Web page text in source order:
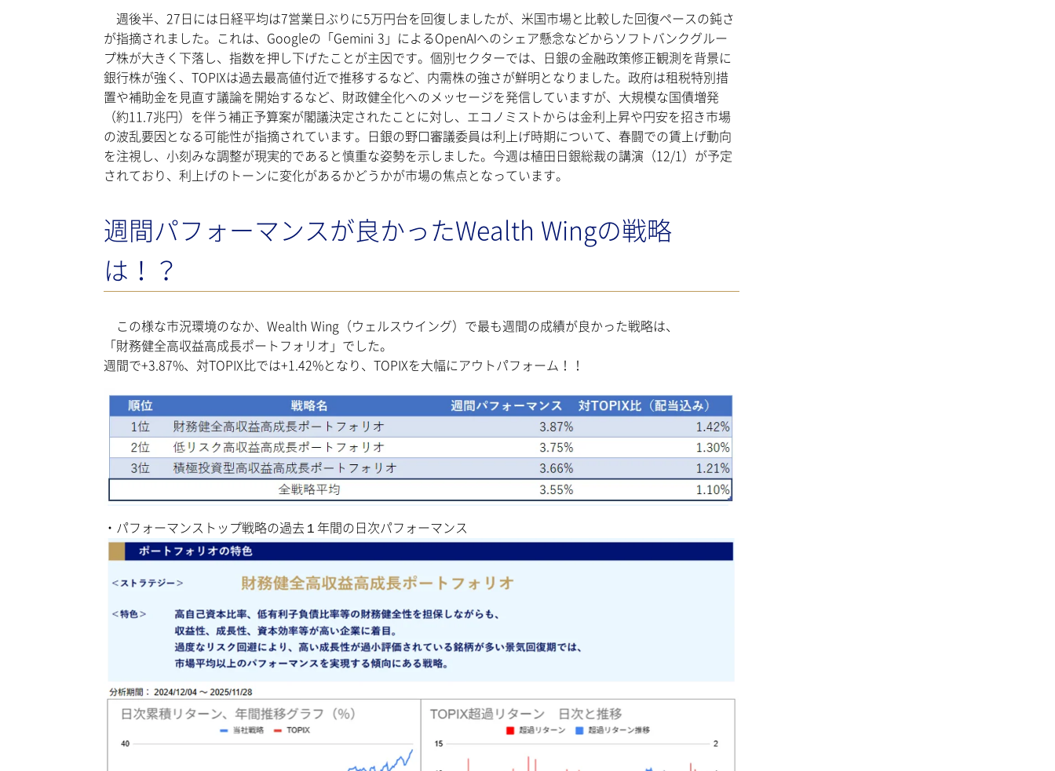
週後半、27日には日経平均は7営業日ぶりに5万円台を回復しましたが、米国市場と比較した回復ペースの鈍さ
が指摘されました。これは、Googleの「Gemini 3」によるOpenAIへのシェア懸念などからソフトバンクグルー
プ株が大きく下落し、指数を押し下げたことが主因です。個別セクターでは、日銀の金融政策修正観測を背景に
銀行株が強く、TOPIXは過去最高値付近で推移するなど、内需株の強さが鮮明となりました。政府は租税特別措
置や補助金を見直す議論を開始するなど、財政健全化へのメッセージを発信していますが、大規模な国債増発
（約11.7兆円）を伴う補正予算案が閣議決定されたことに対し、エコノミストからは金利上昇や円安を招き市場
の波乱要因となる可能性が指摘されています。日銀の野口審議委員は利上げ時期について、春闘での賃上げ動向
を注視し、小刻みな調整が現実的であると慎重な姿勢を示しました。今週は植田日銀総裁の講演（12/1）が予定
されており、利上げのトーンに変化があるかどうかが市場の焦点となっています。
週間パフォーマンスが良かったWealth Wingの戦略
は！？
この様な市況環境のなか、Wealth Wing（ウェルスウイング）で最も週間の成績が良かった戦略は、
「財務健全高収益高成長ポートフォリオ」でした。
週間で+3.87%、対TOPIX比では+1.42%となり、TOPIXを大幅にアウトパフォーム！！
・パフォーマンストップ戦略の過去１年間の日次パフォーマンス